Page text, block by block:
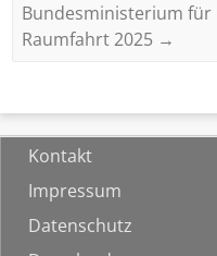
Bundesministerium für
Raumfahrt 2025 →
Kontakt
Impressum
Datenschutz